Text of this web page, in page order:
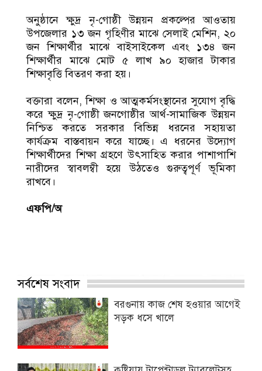
অনুষ্ঠানে ক্ষুদ্র নৃ-গোষ্ঠী উন্নয়ন প্রকল্পের আওতায়
উপজেলার ১৩ জন গৃহিণীর মাঝে সেলাই মেশিন, ২০
জন শিক্ষার্থীর মাঝে বাইসাইকেল এবং ১৩৪ জন
শিক্ষার্থীর মাঝে মোট ৫ লাখ ৯০ হাজার টাকার
শিক্ষাবৃত্তি বিতরণ করা হয়।
বক্তারা বলেন, শিক্ষা ও আত্মকর্মসংস্থানের সুযোগ বৃদ্ধি
করে ক্ষুদ্র নৃ-গোষ্ঠী জনগোষ্ঠীর আর্থ-সামাজিক উন্নয়ন
নিশ্চিত করতে সরকার বিভিন্ন ধরনের সহায়তা
কার্যক্রম বাস্তবায়ন করে যাচ্ছে। এ ধরনের উদ্যোগ
শিক্ষার্থীদের শিক্ষা গ্রহণে উৎসাহিত করার পাশাপাশি
নারীদের স্বাবলম্বী হয়ে উঠতেও গুরুত্বপূর্ণ ভূমিকা
রাখবে।
এফপি/অ
সর্বশেষ সংবাদ
বরগুনায় কাজ শেষ হওয়ার আগেই
সড়ক ধসে খালে